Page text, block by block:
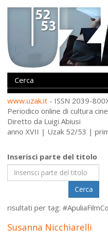
www.uzak.it - ISSN 2039-
Periodico online di cultura
Diretto da Luigi Abiusi
anno XVII | Uzak 52/53 |
Inserisci parte del titolo
Cerca
risultati per tag:
Susanna Nicchiarelli